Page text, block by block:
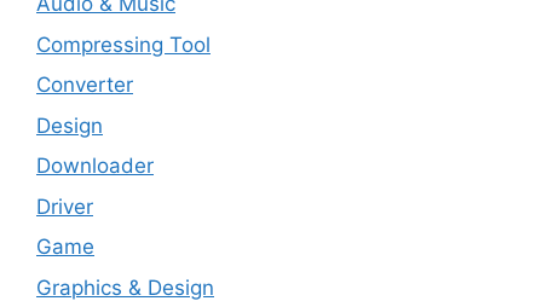
Compressing Tool
Converter
Design
Downloader
Driver
Game
Graphics & Design